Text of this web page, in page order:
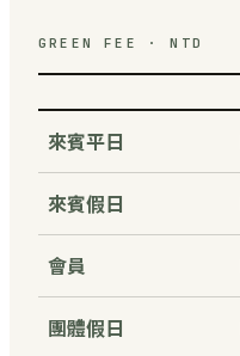
GREEN FEE · NTD
來賓平日
來賓假日
會員
團體假日